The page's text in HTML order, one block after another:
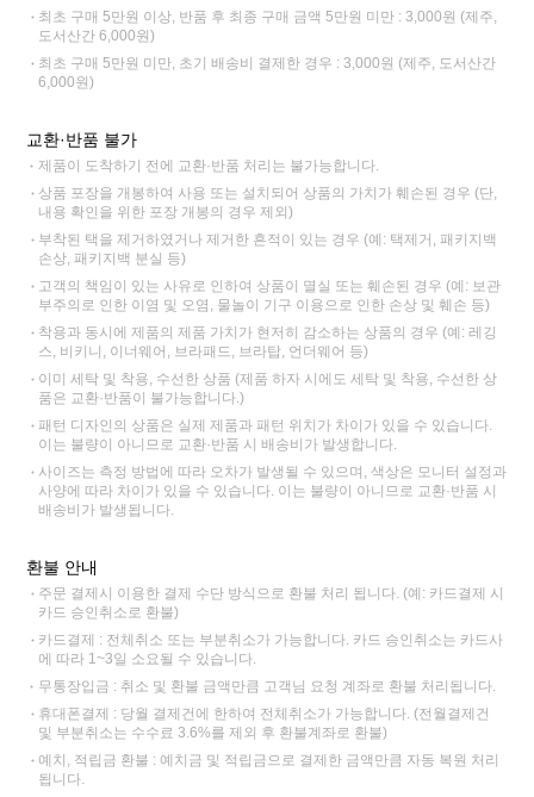
최초 구매 5만원 이상, 반품 후 최종 구매 금액 5만원 미만 : 3,000원 (제주,
도서산간 6,000원)
최초 구매 5만원 미만, 초기 배송비 결제한 경우 : 3,000원 (제주, 도서산간
6,000원)
교환·반품 불가
제품이 도착하기 전에 교환·반품 처리는 불가능합니다.
상품 포장을 개봉하여 사용 또는 설치되어 상품의 가치가 훼손된 경우 (단,
내용 확인을 위한 포장 개봉의 경우 제외)
부착된 택을 제거하였거나 제거한 흔적이 있는 경우 (예: 택제거, 패키지백
손상, 패키지백 분실 등)
고객의 책임이 있는 사유로 인하여 상품이 멸실 또는 훼손된 경우 (예: 보관
부주의로 인한 이염 및 오염, 물놀이 기구 이용으로 인한 손상 및 훼손 등)
착용과 동시에 제품의 제품 가치가 현저히 감소하는 상품의 경우 (예: 레깅
스, 비키니, 이너웨어, 브라패드, 브라탑, 언더웨어 등)
이미 세탁 및 착용, 수선한 상품 (제품 하자 시에도 세탁 및 착용, 수선한 상
품은 교환·반품이 불가능합니다.)
패턴 디자인의 상품은 실제 제품과 패턴 위치가 차이가 있을 수 있습니다.
이는 불량이 아니므로 교환·반품 시 배송비가 발생합니다.
사이즈는 측정 방법에 따라 오차가 발생될 수 있으며, 색상은 모니터 설정과
사양에 따라 차이가 있을 수 있습니다. 이는 불량이 아니므로 교환·반품 시
배송비가 발생됩니다.
환불 안내
주문 결제시 이용한 결제 수단 방식으로 환불 처리 됩니다. (예: 카드결제 시
카드 승인취소로 환불)
카드결제 : 전체취소 또는 부분취소가 가능합니다. 카드 승인취소는 카드사
에 따라 1~3일 소요될 수 있습니다.
무통장입금 : 취소 및 환불 금액만큼 고객님 요청 계좌로 환불 처리됩니다.
휴대폰결제 : 당월 결제건에 한하여 전체취소가 가능합니다. (전월결제건
및 부분취소는 수수료 3.6%를 제외 후 환불계좌로 환불)
예치, 적립금 환불 : 예치금 및 적립금으로 결제한 금액만큼 자동 복원 처리
됩니다.